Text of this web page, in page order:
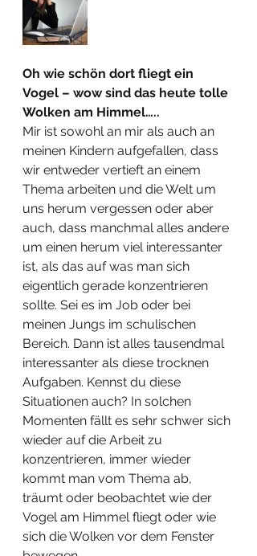
Oh wie schön dort fliegt ein
Vogel – wow sind das heute tolle
Wolken am Himmel…..
Mir ist sowohl an mir als auch an
meinen Kindern aufgefallen, dass
wir entweder vertieft an einem
Thema arbeiten und die Welt um
uns herum vergessen oder aber
auch, dass manchmal alles andere
um einen herum viel interessanter
ist, als das auf was man sich
eigentlich gerade konzentrieren
sollte. Sei es im Job oder bei
meinen Jungs im schulischen
Bereich. Dann ist alles tausendmal
interessanter als diese trocknen
Aufgaben. Kennst du diese
Situationen auch? In solchen
Momenten fällt es sehr schwer sich
wieder auf die Arbeit zu
konzentrieren, immer wieder
kommt man vom Thema ab,
träumt oder beobachtet wie der
Vogel am Himmel fliegt oder wie
sich die Wolken vor dem Fenster